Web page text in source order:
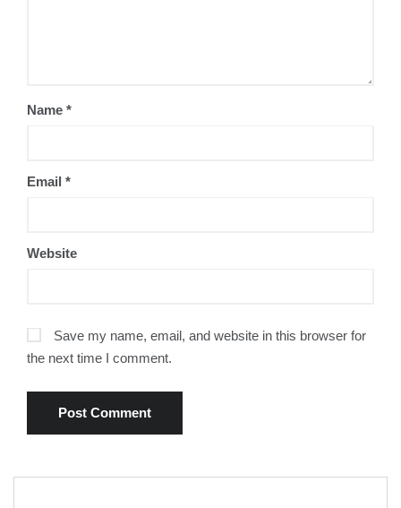
Name *
Email *
Website
Save my name, email, and website in this browser for
the next time I comment.